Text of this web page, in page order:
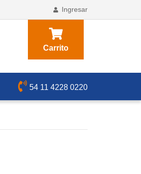
Ingresar
Carrito
54 11 4228 0220